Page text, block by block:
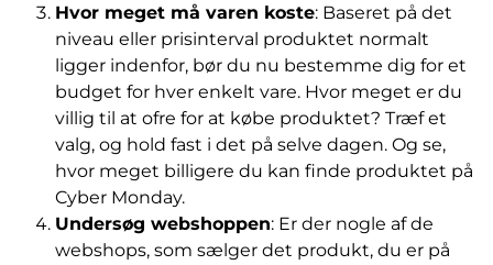
Hvor meget må varen koste: Baseret på det
niveau eller prisinterval produktet normalt
ligger indenfor, bør du nu bestemme dig for et
budget for hver enkelt vare. Hvor meget er du
villig til at ofre for at købe produktet? Træf et
valg, og hold fast i det på selve dagen. Og se,
hvor meget billigere du kan finde produktet på
Cyber Monday.
Undersøg webshoppen: Er der nogle af de
webshops, som sælger det produkt, du er på